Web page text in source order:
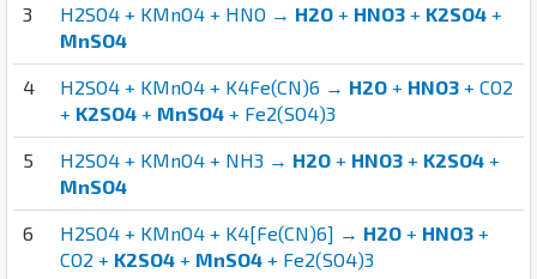
3 H2SO4 + KMnO4 + HNO → H2O + HNO3 + K2SO4 +
MnSO4
4 H2SO4 + KMnO4 + K4Fe(CN)6 → H2O + HNO3 + CO2
+ K2SO4 + MnSO4 + Fe2(SO4)3
5 H2SO4 + KMnO4 + NH3 → H2O + HNO3 + K2SO4 +
MnSO4
6 H2SO4 + KMnO4 + K4[Fe(CN)6] → H2O + HNO3 +
CO2 + K2SO4 + MnSO4 + Fe2(SO4)3